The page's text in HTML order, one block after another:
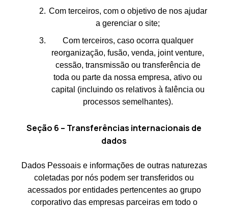
Com terceiros, com o objetivo de nos ajudar
a gerenciar o site;
Com terceiros, caso ocorra qualquer
reorganização, fusão, venda, joint venture,
cessão, transmissão ou transferência de
toda ou parte da nossa empresa, ativo ou
capital (incluindo os relativos à falência ou
processos semelhantes).
Seção 6 – Transferências internacionais de
dados
Dados Pessoais e informações de outras naturezas
coletadas por nós podem ser transferidos ou
acessados por entidades pertencentes ao grupo
corporativo das empresas parceiras em todo o